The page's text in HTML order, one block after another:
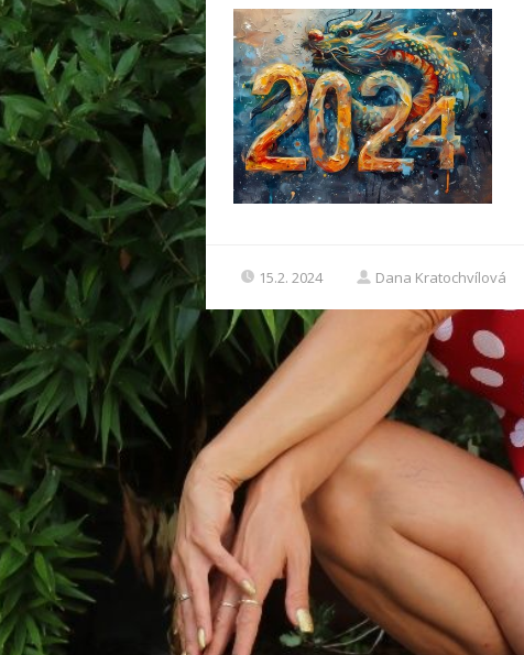
15.2. 2024 Dana Kratochvílová